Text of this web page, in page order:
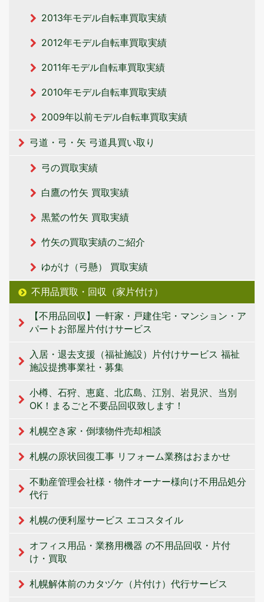
2013年モデル自転車買取実績
2012年モデル自転車買取実績
2011年モデル自転車買取実績
2010年モデル自転車買取実績
2009年以前モデル自転車買取実績
弓道・弓・矢 弓道具買い取り
弓の買取実績
白鷹の竹矢 買取実績
黒鷲の竹矢 買取実績
竹矢の買取実績のご紹介
ゆがけ（弓懸） 買取実績
不用品買取・回収（家片付け）
【不用品回収】一軒家・戸建住宅・マンション・ア
パートお部屋片付けサービス
入居・退去支援（福祉施設）片付けサービス 福祉
施設提携事業社・募集
小樽、石狩、恵庭、北広島、江別、岩見沢、当別
OK！まるごと不要品回収致します！
札幌空き家・倒壊物件売却相談
札幌の原状回復工事 リフォーム業務はおまかせ
不動産管理会社様・物件オーナー様向け不用品処分
代行
札幌の便利屋サービス エコスタイル
オフィス用品・業務用機器 の不用品回収・片付
け・買取
札幌解体前のカタヅケ（片付け）代行サービス